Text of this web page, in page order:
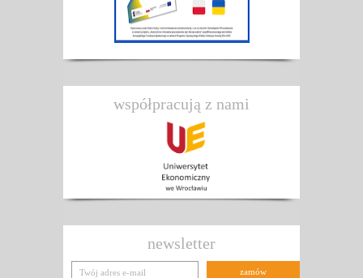
współpracują z nami
newsletter